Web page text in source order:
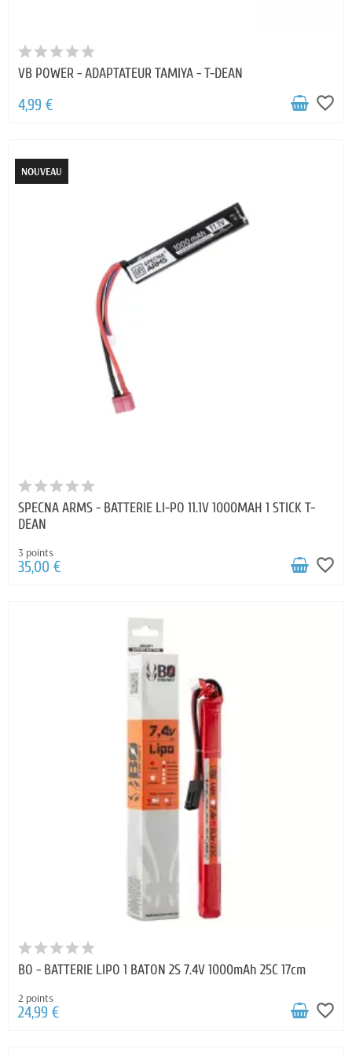
VB POWER - ADAPTATEUR TAMIYA - T-DEAN
4,99 € favorite_border
NOUVEAU
SPECNA ARMS - BATTERIE LI-PO 11.1V 1000MAH 1 STICK T-
DEAN
3 points
35,00 € favorite_border
BO - BATTERIE LIPO 1 BATON 2S 7.4V 1000mAh 25C 17cm
2 points
24,99 € favorite_border